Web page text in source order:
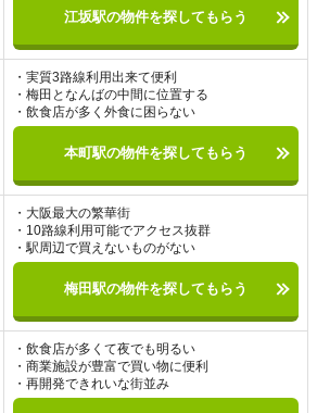
江坂駅の物件を探してもらう
・実質3路線利用出来て便利
・梅田となんばの中間に位置する
・飲食店が多く外食に困らない
本町駅の物件を探してもらう
・大阪最大の繁華街
・10路線利用可能でアクセス抜群
・駅周辺で買えないものがない
梅田駅の物件を探してもらう
・飲食店が多くて夜でも明るい
・商業施設が豊富で買い物に便利
・再開発できれいな街並み